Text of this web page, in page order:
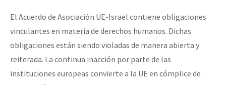
El Acuerdo de Asociación UE-Israel contiene obligaciones
vinculantes en materia de derechos humanos. Dichas
obligaciones están siendo violadas de manera abierta y
reiterada. La continua inacción por parte de las
instituciones europeas convierte a la UE en cómplice de